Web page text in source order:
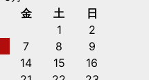
金 土
日
1
2
7 8
9
14 15
16